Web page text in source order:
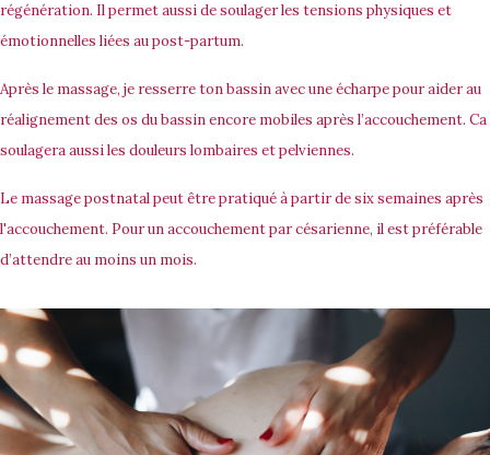
régénération. Il permet aussi de soulager les tensions physiques et
émotionnelles liées au post-partum.
Après le massage, je resserre ton bassin avec une écharpe pour aider au
réalignement des os du bassin encore mobiles après l’accouchement. Ca
soulagera aussi les douleurs lombaires et pelviennes.
Le massage postnatal peut être pratiqué à partir desix semaines après
l'accouchement. Pour un accouchement par césarienne, il est préférable
d’attendre au moins un mois.